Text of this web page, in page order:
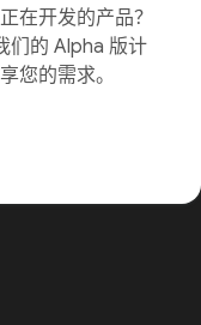
在开发的产品？
们的 Alpha 版计
您的需求。